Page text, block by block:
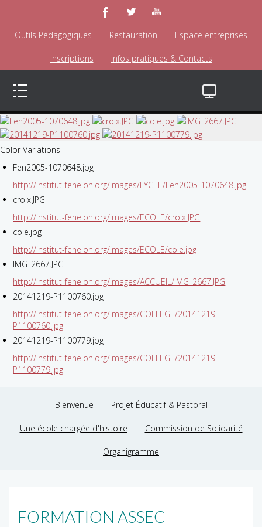
Outils Pédagogiques Restauration Espace entreprises
Inscriptions Infos pratiques & Contacts
Color Variations
Fen2005-1070648.jpg
http://institut-fenelon.org/images/LYCEE/Fen2005-1070648.jpg
croix.JPG
http://institut-fenelon.org/images/ECOLE/croix.JPG
cole.jpg
http://institut-fenelon.org/images/ECOLE/cole.jpg
IMG_2667.JPG
http://institut-fenelon.org/images/ACCUEIL/IMG_2667.JPG
20141219-P1100760.jpg
http://institut-fenelon.org/images/COLLEGE/20141219-
P1100760.jpg
20141219-P1100779.jpg
http://institut-fenelon.org/images/COLLEGE/20141219-
P1100779.jpg
Bienvenue Projet Éducatif & Pastoral
Une école chargée d'histoire Commission de Solidarité
Organigramme
FORMATION ASSEC